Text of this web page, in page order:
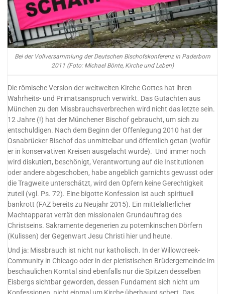
Bei der Vollversammlung der Deutschen Bischofskonferenz in Paderborn
2011 (Foto: Michael Bönte, Kirche und Leben)
Die römische Version der weltweiten Kirche Gottes hat ihren
Wahrheits- und Primatsanspruch verwirkt. Das Gutachten aus
München zu den Missbrauchsverbrechen wird nicht das letzte sein.
12 Jahre (!) hat der Münchener Bischof gebraucht, um sich zu
entschuldigen. Nach dem Beginn der Offenlegung 2010 hat der
Osnabrücker Bischof das unmittelbar und öffentlich getan (wofür
er in konservativen Kreisen ausgelacht wurde). Und immer noch
wird diskutiert, beschönigt, Verantwortung auf die Institutionen
oder andere abgeschoben, habe angeblich garnichts gewusst oder
die Tragweite unterschätzt, wird den Opfern keine Gerechtigkeit
zuteil (vgl. Ps. 72). Eine bigotte Konfession ist auch spirituell
bankrott (FAZ bereits zu Neujahr 2015). Ein mittelalterlicher
Machtapparat verrät den missionalen Grundauftrag des
Christseins. Sakramente degenerien zu potemkinschen Dörfern
(Kulissen) der Gegenwart Jesu Christi hier und heute.
Und ja: Missbrauch ist nicht nur katholisch. In der Willowcreek-
Community in Chicago oder in der pietistischen Brüdergemeinde im
beschaulichen Korntal sind ebenfalls nur die Spitzen desselben
Eisbergs sichtbar geworden, dessen Fundament sich nicht um